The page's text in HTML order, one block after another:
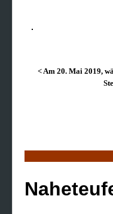
< Am 20. Mai 2019,